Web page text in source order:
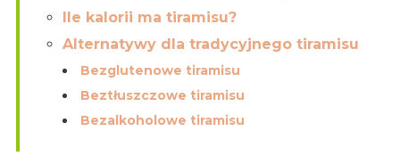
Ile kalorii ma tiramisu?
Alternatywy dla tradycyjnego tiramisu
Bezglutenowe tiramisu
Beztłuszczowe tiramisu
Bezalkoholowe tiramisu